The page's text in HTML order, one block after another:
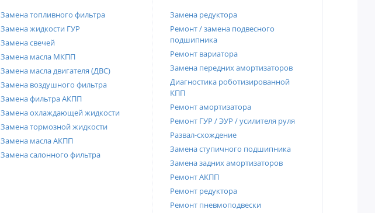
Замена топливного фильтра
Замена жидкости ГУР
Замена свечей
Замена масла МКПП
Замена масла двигателя (ДВС)
Замена воздушного фильтра
Замена фильтра АКПП
Замена охлаждающей жидкости
Замена тормозной жидкости
Замена масла АКПП
Замена салонного фильтра
Замена редуктора
Ремонт / замена подвесного
подшипника
Ремонт вариатора
Замена передних амортизаторов
Диагностика роботизированной
КПП
Ремонт амортизатора
Ремонт ГУР / ЭУР / усилителя руля
Развал-схождение
Замена ступичного подшипника
Замена задних амортизаторов
Ремонт АКПП
Ремонт редуктора
Ремонт пневмоподвески